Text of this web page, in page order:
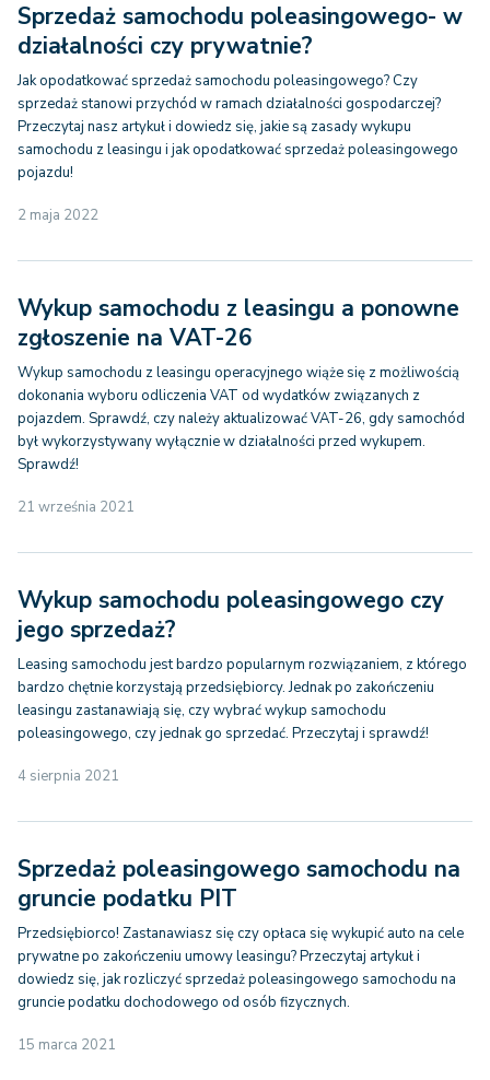
Sprzedaż samochodu poleasingowego- w
działalności czy prywatnie?
Jak opodatkować sprzedaż samochodu poleasingowego? Czy
sprzedaż stanowi przychód w ramach działalności gospodarczej?
Przeczytaj nasz artykuł i dowiedz się, jakie są zasady wykupu
samochodu z leasingu i jak opodatkować sprzedaż poleasingowego
pojazdu!
2 maja 2022
Wykup samochodu z leasingu a ponowne
zgłoszenie na VAT-26
Wykup samochodu z leasingu operacyjnego wiąże się z możliwością
dokonania wyboru odliczenia VAT od wydatków związanych z
pojazdem. Sprawdź, czy należy aktualizować VAT-26, gdy samochód
był wykorzystywany wyłącznie w działalności przed wykupem.
Sprawdź!
21 września 2021
Wykup samochodu poleasingowego czy
jego sprzedaż?
Leasing samochodu jest bardzo popularnym rozwiązaniem, z którego
bardzo chętnie korzystają przedsiębiorcy. Jednak po zakończeniu
leasingu zastanawiają się, czy wybrać wykup samochodu
poleasingowego, czy jednak go sprzedać. Przeczytaj i sprawdź!
4 sierpnia 2021
Sprzedaż poleasingowego samochodu na
gruncie podatku PIT
Przedsiębiorco! Zastanawiasz się czy opłaca się wykupić auto na cele
prywatne po zakończeniu umowy leasingu? Przeczytaj artykuł i
dowiedz się, jak rozliczyć sprzedaż poleasingowego samochodu na
gruncie podatku dochodowego od osób fizycznych.
15 marca 2021